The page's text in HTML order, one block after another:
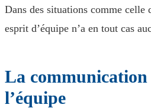
Dans des situations comme celle
esprit d’équipe n’a en tout cas
La communication
l’équipe